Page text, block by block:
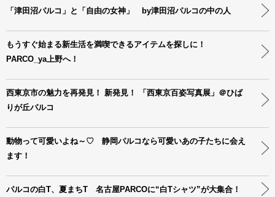
「津田沼パルコ」と「自由の女神」 by津田沼パルコの中の人
もうすぐ始まる新生活を満喫できるアイテムを探しに！
PARCO_ya上野へ！
西東京市の魅力を再発見！ 新発見！ 「西東京百姿写真展」＠ひば
りが丘パルコ
動物って可愛いよね～♡ 静岡パルコなら可愛いあの子たちに会え
ます！
パルコの白T、夏まちT 名古屋PARCOに“白Tシャツ”が大集合！